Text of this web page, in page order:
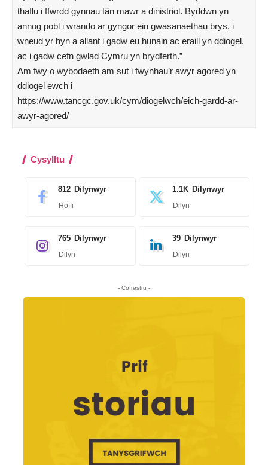
thaflu i ffwrdd gynnau tân mawr a dinistriol. Byddwn yn
annog pobl i wrando ar gyngor ein gwasanaethau brys, i
wneud yr hyn a allant i gadw eu hunain ac eraill yn ddiogel,
ac i gadw cefn gwlad Cymru yn brydferth.”
Am fwy o wybodaeth am sut i fwynhau’r awyr agored yn
ddiogel ewch i
https://www.tancgc.gov.uk/cym/diogelwch/eich-gardd-ar-
awyr-agored/
Cysylltu
812 Dilynwyr
Hoffi
1.1K Dilynwyr
Dilyn
765 Dilynwyr
Dilyn
39 Dilynwyr
Dilyn
- Cofrestru -